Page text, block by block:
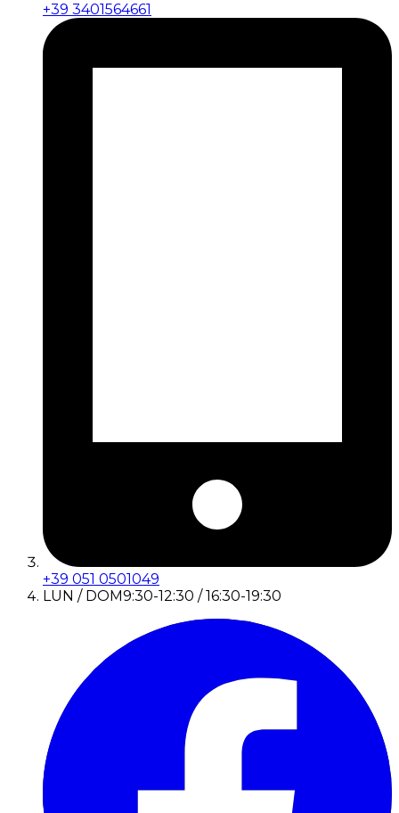
+39 3401564661
+39 051 0501049
LUN / DOM9:30-12:30 / 16:30-19:30